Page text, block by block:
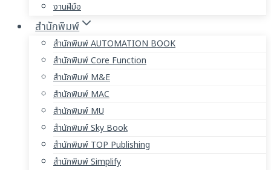
งานฝีมือ
สำนักพิมพ์
สำนักพิมพ์ AUTOMATION BOOK
สำนักพิมพ์ Core Function
สำนักพิมพ์ M&E
สำนักพิมพ์ MAC
สำนักพิมพ์ MU
สำนักพิมพ์ Sky Book
สำนักพิมพ์ TOP Publishing
สำนักพิมพ์ Simplify